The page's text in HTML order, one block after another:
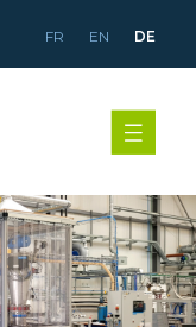
FR EN DE